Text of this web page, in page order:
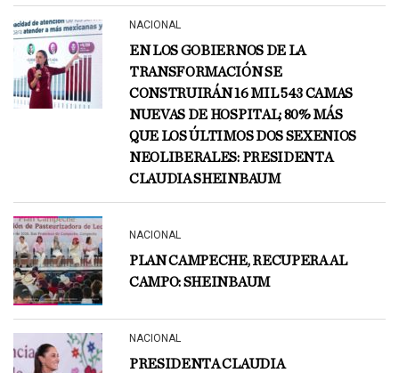
NACIONAL
EN LOS GOBIERNOS DE LA
TRANSFORMACIÓN SE
CONSTRUIRÁN 16 MIL 543 CAMAS
NUEVAS DE HOSPITAL; 80% MÁS
QUE LOS ÚLTIMOS DOS SEXENIOS
NEOLIBERALES: PRESIDENTA
CLAUDIA SHEINBAUM
NACIONAL
PLAN CAMPECHE, RECUPERA AL
CAMPO: SHEINBAUM
NACIONAL
PRESIDENTA CLAUDIA